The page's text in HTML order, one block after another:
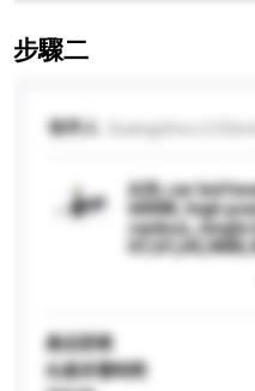
步驟二
收件人
A20, car led
6000K, high
canbus, single
產品型號
生產所需時間